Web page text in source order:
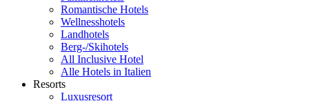
Romantische Hotels
Wellnesshotels
Landhotels
Berg-/Skihotels
All Inclusive Hotel
Alle Hotels in Italien
Resorts
Luxusresort